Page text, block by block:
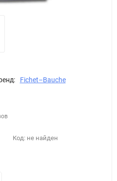
Fichet–Bauche
Код: не найден